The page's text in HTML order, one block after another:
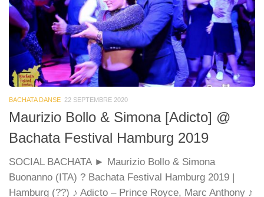
BACHATA DANSE 22 SEPTEMBRE 2020
Maurizio Bollo & Simona [Adicto] @
Bachata Festival Hamburg 2019
SOCIAL BACHATA ► Maurizio Bollo & Simona
Buonanno (ITA) ? Bachata Festival Hamburg 2019 |
Hamburg (??) ♪ Adicto – Prince Royce, Marc Anthony ♪